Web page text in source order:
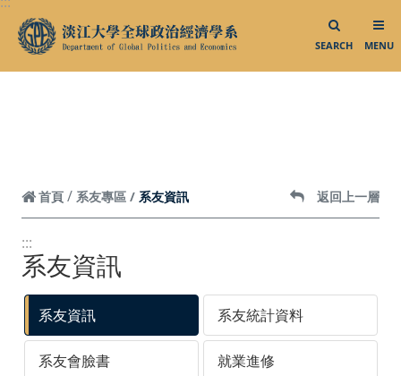
跳到頁面主要內容區
SEARCH MENU
首頁 系友專區 系友資訊 返回上一層
:::
系友資訊
系友資訊 系友統計資料
系友會臉書 就業進修